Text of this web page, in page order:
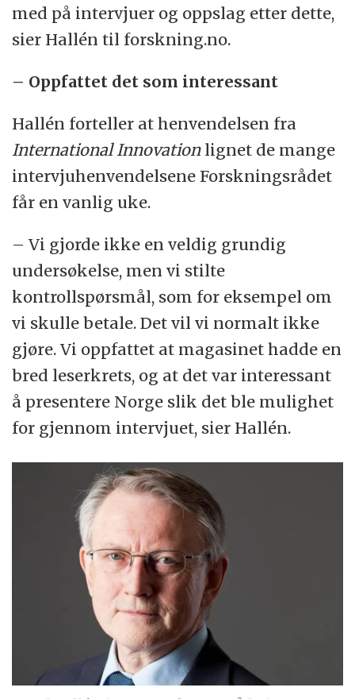
med på intervjuer og oppslag etter dette,
sier Hallén til forskning.no.
– Oppfattet det som interessant
Hallén forteller at henvendelsen fra
International Innovationlignet de mange
intervjuhenvendelsene Forskningsrådet
får en vanlig uke.
– Vi gjorde ikke en veldig grundig
undersøkelse, men vi stilte
kontrollspørsmål, som for eksempel om
vi skulle betale. Det vil vi normalt ikke
gjøre. Vi oppfattet at magasinet hadde en
bred leserkrets, og at det var interessant
å presentere Norge slik det ble mulighet
for gjennom intervjuet, sier Hallén.